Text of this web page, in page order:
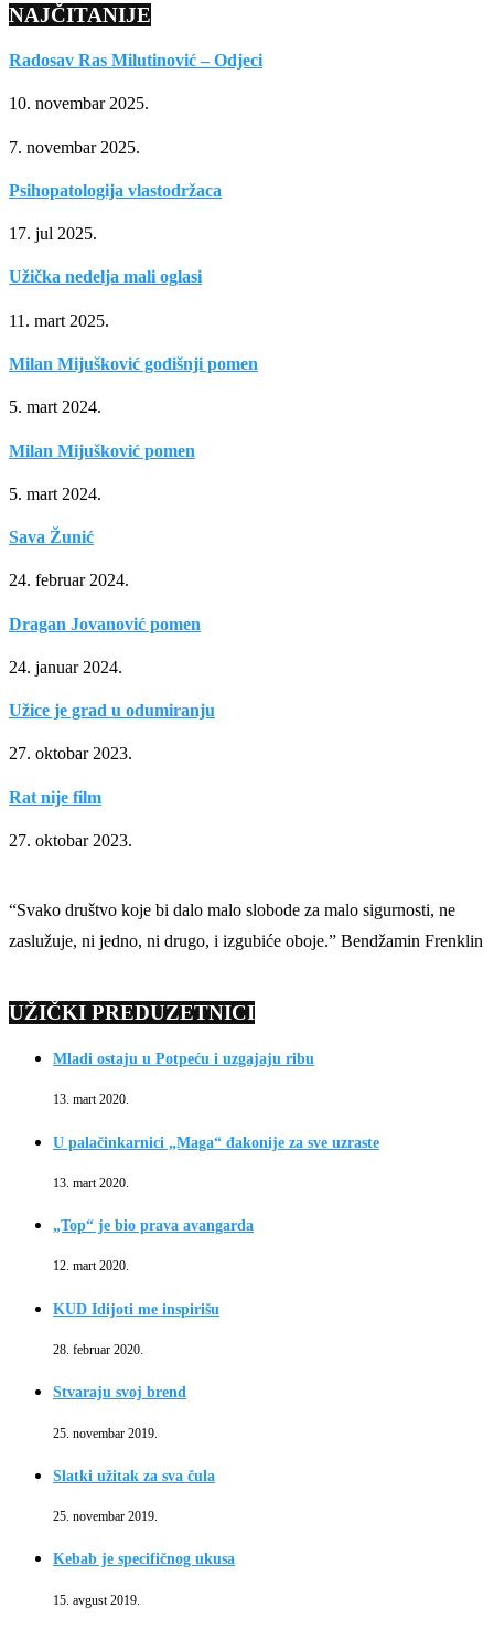
NAJČITANIJE
Radosav Ras Milutinović – Odjeci
10. novembar 2025.
7. novembar 2025.
Psihopatologija vlastodržaca
17. jul 2025.
Užička nedelja mali oglasi
11. mart 2025.
Milan Mijušković godišnji pomen
5. mart 2024.
Milan Mijušković pomen
5. mart 2024.
Sava Žunić
24. februar 2024.
Dragan Jovanović pomen
24. januar 2024.
Užice je grad u odumiranju
27. oktobar 2023.
Rat nije film
27. oktobar 2023.
“Svako društvo koje bi dalo malo slobode za malo sigurnosti, ne
zaslužuje, ni jedno, ni drugo, i izgubiće oboje.” Bendžamin Frenklin
UŽIČKI PREDUZETNICI
Mladi ostaju u Potpeću i uzgajaju ribu
13. mart 2020.
U palačinkarnici „Maga“ đakonije za sve uzraste
13. mart 2020.
„Top“ je bio prava avangarda
12. mart 2020.
KUD Idijoti me inspirišu
28. februar 2020.
Stvaraju svoj brend
25. novembar 2019.
Slatki užitak za sva čula
25. novembar 2019.
Kebab je specifičnog ukusa
15. avgust 2019.